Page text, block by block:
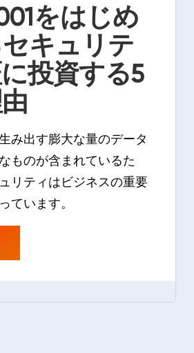
をはじめ
キュリテ
投資する5
み出す膨大な量のデータ
ものが含まれているた
リティはビジネスの重要
ています。